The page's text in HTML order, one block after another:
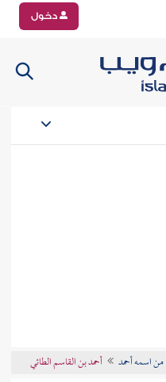
دخول
من اسمه أحمد أحمد بن القاسم الطائي